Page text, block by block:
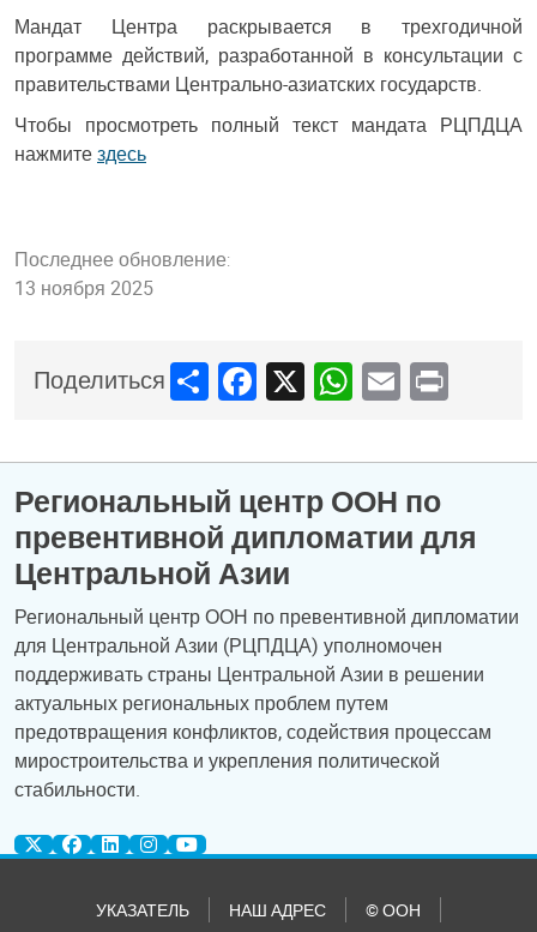
Мандат Центра раскрывается в трехгодичной
программе действий, разработанной в консультации с
правительствами Центрально-азиатских государств.
Чтобы просмотреть полный текст мандата РЦПДЦА
нажмитездесь
Последнее обновление:
13 ноября 2025
ПоделитьсяShareFacebook
X WhatsApp
Email
Print
Региональный центр ООН по
превентивной дипломатии для
Центральной Азии
Региональный центр ООН по превентивной дипломатии
для Центральной Азии (РЦПДЦА) уполномочен
поддерживать страны Центральной Азии в решении
актуальных региональных проблем путем
предотвращения конфликтов, содействия процессам
миростроительства и укрепления политической
стабильности.
УКАЗАТЕЛЬ НАШ АДРЕС © ООН